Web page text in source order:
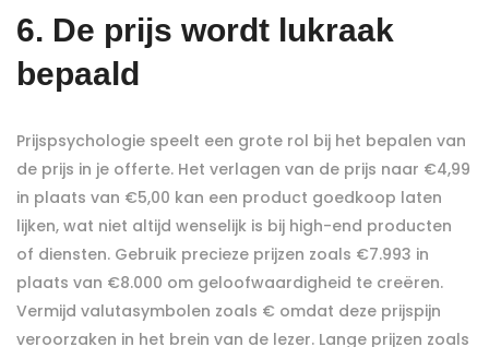
6. De prijs wordt lukraak
bepaald
Prijspsychologie speelt een grote rol bij het bepalen van
de prijs in je offerte. Het verlagen van de prijs naar €4,99
in plaats van €5,00 kan een product goedkoop laten
lijken, wat niet altijd wenselijk is bij high-end producten
of diensten. Gebruik precieze prijzen zoals €7.993 in
plaats van €8.000 om geloofwaardigheid te creëren.
Vermijd valutasymbolen zoals € omdat deze prijspijn
veroorzaken in het brein van de lezer. Lange prijzen zoals